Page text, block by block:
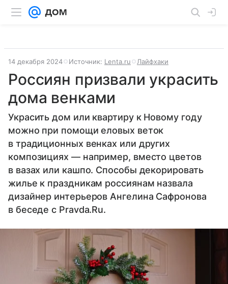
14 декабря 2024 Источник: Lenta.ru Лайфхаки
Россиян призвали украсить
дома венками
Украсить дом или квартиру к Новому году
можно при помощи еловых веток
в традиционных венках или других
композициях — например, вместо цветов
в вазах или кашпо. Способы декорировать
жилье к праздникам россиянам назвала
дизайнер интерьеров Ангелина Сафронова
в беседе с Pravda.Ru.